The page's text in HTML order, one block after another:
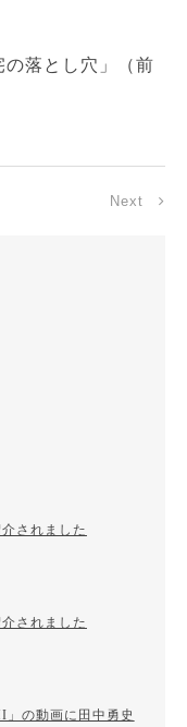
落とし穴」（前
Next
されました
されました
の動画に田中勇史